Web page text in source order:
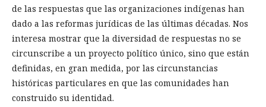
de las respuestas que las organizaciones indígenas han
dado a las reformas jurídicas de las últimas décadas. Nos
interesa mostrar que la diversidad de respuestas no se
circunscribe a un proyecto político único, sino que están
definidas, en gran medida, por las circunstancias
históricas particulares en que las comunidades han
construido su identidad.